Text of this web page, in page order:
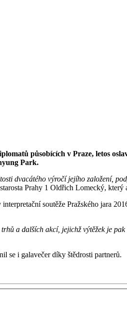
působících v Praze, letos
Park.
dvacátého výročí jejího založení,
Prahy 1 Oldřich Lomecký, který
soutěže Pražského jara
a dalších akcí, jejichž výtěžek je
se i galavečer díky štědrosti partnerů.